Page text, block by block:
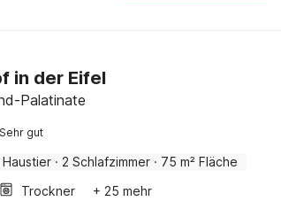
in der Eifel
Palatinate
Sehr gut
Haustier · 2 Schlafzimmer · 75 m² Fläche
Trockner
+ 25 mehr